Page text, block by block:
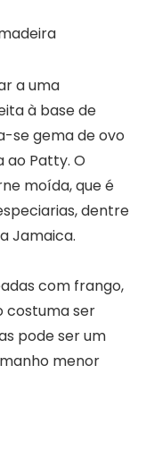
a uma
à base de
se gema de ovo
Patty. O
moída, que é
dentre
Jamaica.
com frango,
costuma ser
pode ser um
menor